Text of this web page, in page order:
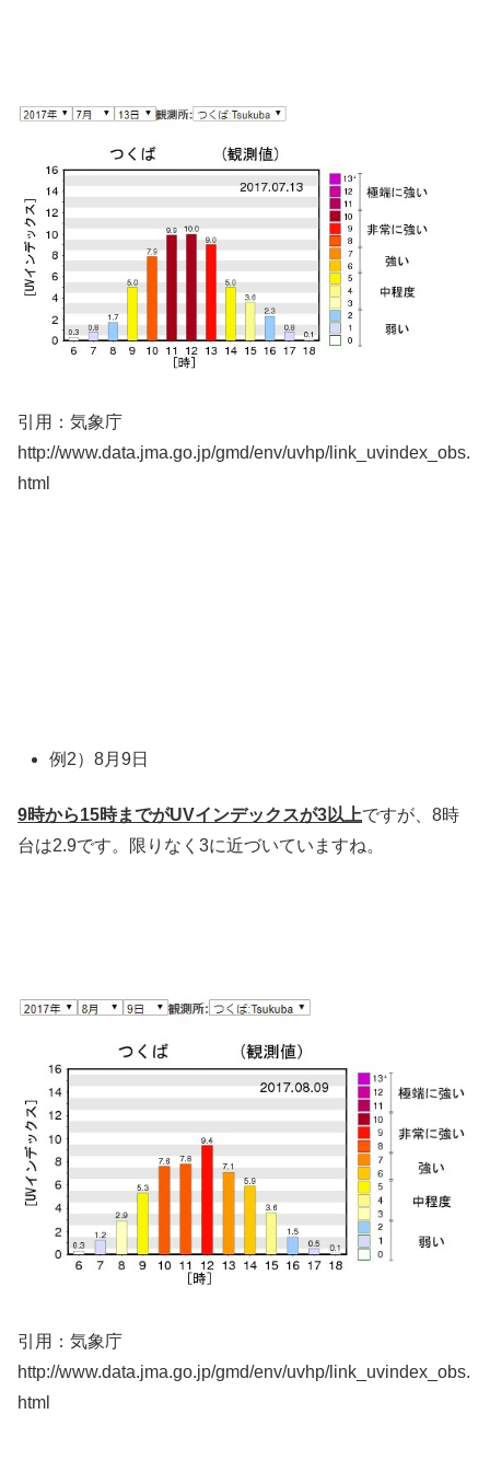
引用：気象庁
http://www.data.jma.go.jp/gmd/env/uvhp/link_uvindex_obs.
html
例2）8月9日
9時から15時までがUVインデックスが3以上ですが、8時
台は2.9です。限りなく3に近づいていますね。
引用：気象庁
http://www.data.jma.go.jp/gmd/env/uvhp/link_uvindex_obs.
html